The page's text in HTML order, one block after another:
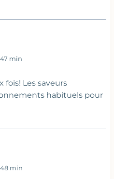
min
fois! Les saveurs
habituels pour
min